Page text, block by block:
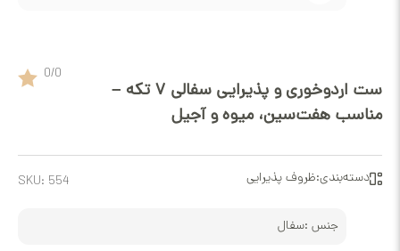
ست اردوخوری و پذیرایی سفالی ۷ تکه –
میوه و آجیل
ظروف پذیرایی